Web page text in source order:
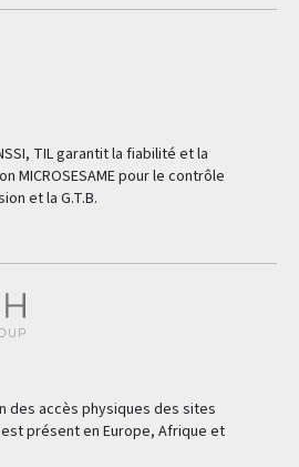
TIL garantit la fiabilité et la
MICROSESAME pour le contrôle
et la G.T.B.
des accès physiques des sites
présent en Europe, Afrique et